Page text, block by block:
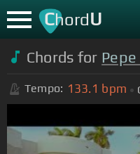
ChordU
Chords for
Tempo: 133.1 bpm